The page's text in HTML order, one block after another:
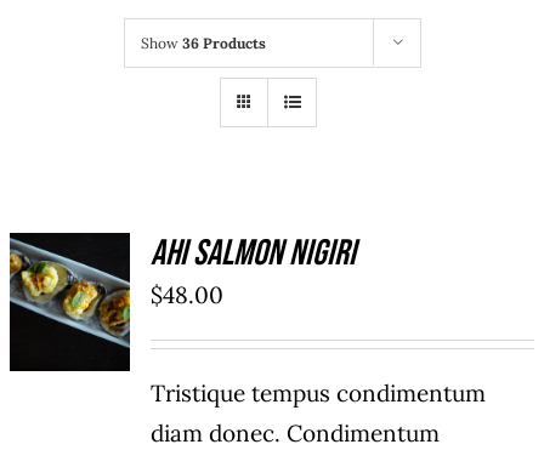
Show 36 Products
ADD TO
CART
/
DETAILS
Ahi Salmon Nigiri
$48.00
Tristique tempus condimentum
diam donec. Condimentum